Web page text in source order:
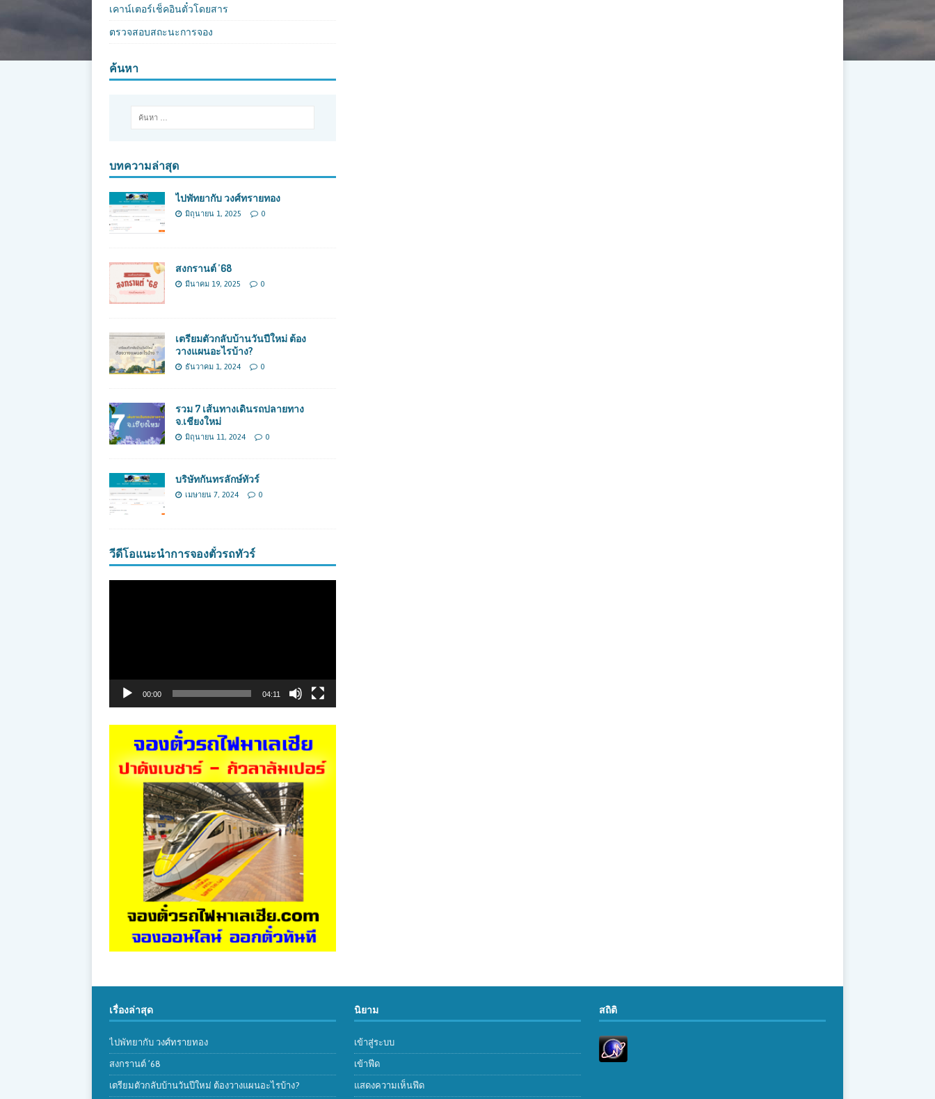
เคาน์เตอร์เช็คอินตั๋วโดยสาร
ตรวจสอบสถะนะการจอง
ค้นหา
บทความล่าสุด
ไปพัทยากับ วงศ์ทรายทอง
มิถุนายน 1, 2025 0
สงกรานต์ ’68
มีนาคม 19, 2025 0
เตรียมตัวกลับบ้านวันปีใหม่ ต้อง
วางแผนอะไรบ้าง?
ธันวาคม 1, 2024 0
รวม 7 เส้นทางเดินรถปลายทาง
จ.เชียงใหม่
มิถุนายน 11, 2024 0
บริษัทกันทรลักษ์ทัวร์
เมษายน 7, 2024 0
วีดีโอแนะนำการจองตั๋วรถทัวร์
00:00 04:11
เรื่องล่าสุด
ไปพัทยากับ วงศ์ทรายทอง
สงกรานต์ ’68
เตรียมตัวกลับบ้านวันปีใหม่ ต้องวางแผนอะไรบ้าง?
นิยาม
เข้าสู่ระบบ
เข้าฟีด
แสดงความเห็นฟีด
สถิติ